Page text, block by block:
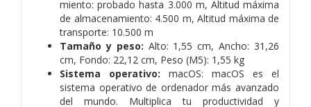
miento: probado hasta 3.000 m, Altitud máxima
de almacena­miento: 4.500 m, Altitud máxima de
transporte: 10.500 m
Tamaño y peso: Alto: 1,55 cm,Ancho: 31,26
cm, Fondo: 22,12 cm, Peso (M5): 1,55 kg
Sistema operativo: macOS: macOS es el
sistema operativo de ordenador más avanzado
del mundo. Multiplica tu producti­vidad y